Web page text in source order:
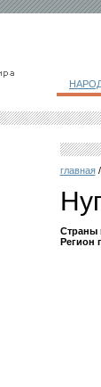
главная/
Страны
Регион